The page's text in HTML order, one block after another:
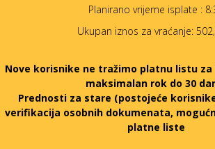
Planirano vrijeme isplate :
Ukupan iznos za vraćanje:
Nove korisnike ne tražimo platnu listu za
maksimalan rok do 30
Prednosti za stare (postojeće
verifikacija osobnih dokumenata,
platne liste